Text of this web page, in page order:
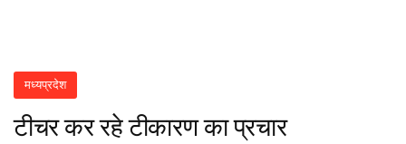
मध्यप्रदेश
टीचर कर रहे टीकारण का प्रचार